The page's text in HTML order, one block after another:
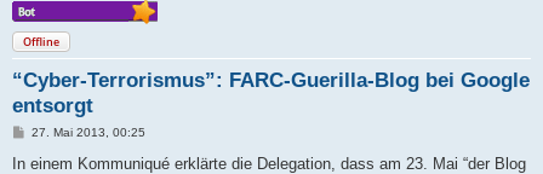
Offline
“Cyber-Terrorismus”: FARC-Guerilla-Blog bei Google
entsorgt
B27. Mai 2013, 00:25
In einem Kommuniqué erklärte die Delegation, dass am 23. Mai “der Blog